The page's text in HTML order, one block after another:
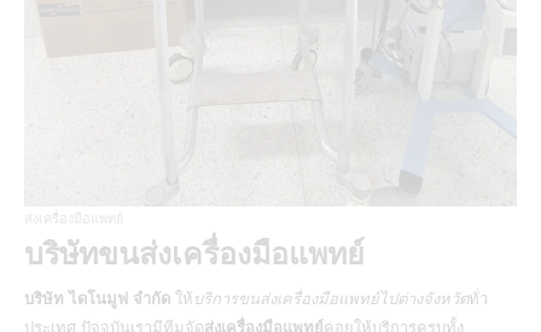
ส่งเครื่องมือแพทย์
บริษัทขนส่งเครื่องมือแพทย์
บริษัท ไดโนมูฟ จำกัด ให้ บริการขนส่งเครื่องมือแพทย์ไปต่างจังหวัดทั่ว
ประเทศ ปัจจุบันเรามีทีมจัดส่งเครื่องมือแพทย์ คอยให้บริการครบทั้ง